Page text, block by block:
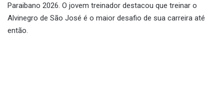
Paraibano 2026. O jovem treinador destacou que treinar o
Alvinegro de São José é o maior desafio de sua carreira até
então.